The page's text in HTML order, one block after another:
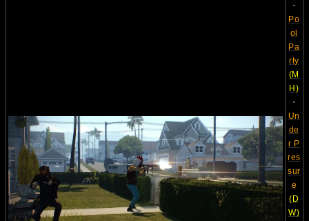
・
Po
ol
Pa
rty
(M
H)
・
Un
de
r P
res
sur
e
(D
W)